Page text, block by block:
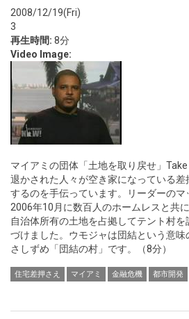
2008/12/19(Fri)
3
再生時間: 8分
Video Image:
マイアミの団体「土地を取り戻せ」
退かされた人々が空き家になっている
するのを手伝っています。リーダーのマ
2006年10月に数百人のホームレスと共
自治体所有の土地を占拠してテント村
づけました。ウモジャは団結という意味
さしずめ「団結の村」です。（8分）
住宅差押さえ マイアミ 金融危機 都市開発